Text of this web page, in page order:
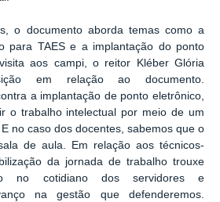
o documento aborda temas como a
para TAES e a implantação do ponto
aos campi, o reitor Kléber Glória
em relação ao documento.
a implantação de ponto eletrônico,
o trabalho intelectual por meio de um
no caso dos docentes, sabemos que o
de aula. Em relação aos técnicos-
da jornada de trabalho trouxe
no cotidiano dos servidores e
na gestão que defenderemos.